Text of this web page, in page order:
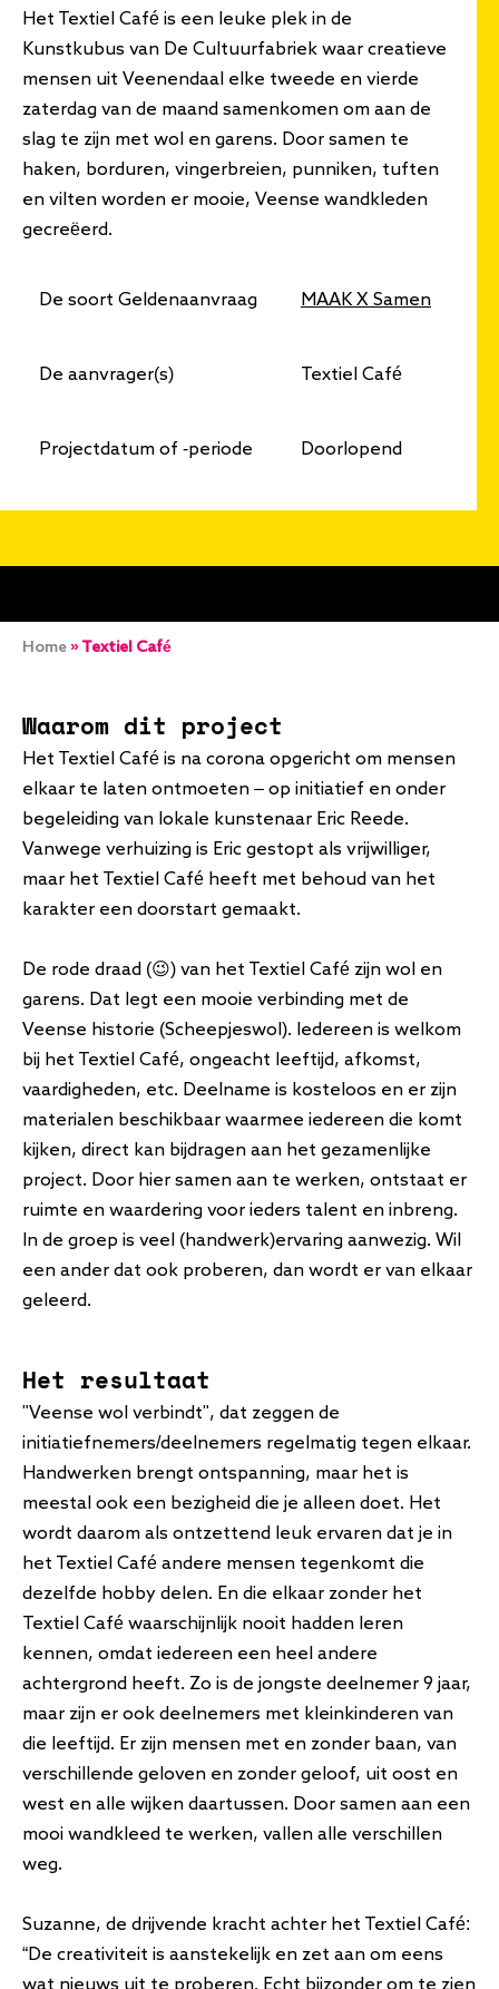
Het Textiel Café is een leuke plek in de
Kunstkubus van De Cultuurfabriek waar creatieve
mensen uit Veenendaal elke tweede en vierde
zaterdag van de maand samenkomen om aan de
slag te zijn met wol en garens. Door samen te
haken, borduren, vingerbreien, punniken, tuften
en vilten worden er mooie, Veense wandkleden
gecreëerd.
De soort Geldenaanvraag MAAK X Samen
De aanvrager(s) Textiel Café
Projectdatum of -periode Doorlopend
Kruimelpad
Home Textiel Café
Waarom dit project
Het Textiel Café is na corona opgericht om mensen
elkaar te laten ontmoeten – op initiatief en onder
begeleiding van lokale kunstenaar Eric Reede.
Vanwege verhuizing is Eric gestopt als vrijwilliger,
maar het Textiel Café heeft met behoud van het
karakter een doorstart gemaakt.
De rode draad (😉) van het Textiel Café zijn wol en
garens. Dat legt een mooie verbinding met de
Veense historie (Scheepjeswol). Iedereen is welkom
bij het Textiel Café, ongeacht leeftijd, afkomst,
vaardigheden, etc. Deelname is kosteloos en er zijn
materialen beschikbaar waarmee iedereen die komt
kijken, direct kan bijdragen aan het gezamenlijke
project. Door hier samen aan te werken, ontstaat er
ruimte en waardering voor ieders talent en inbreng.
In de groep is veel (handwerk)ervaring aanwezig. Wil
een ander dat ook proberen, dan wordt er van elkaar
geleerd.
Het resultaat
"Veense wol verbindt", dat zeggen de
initiatiefnemers/deelnemers regelmatig tegen elkaar.
Handwerken brengt ontspanning, maar het is
meestal ook een bezigheid die je alleen doet. Het
wordt daarom als ontzettend leuk ervaren dat je in
het Textiel Café andere mensen tegenkomt die
dezelfde hobby delen. En die elkaar zonder het
Textiel Café waarschijnlijk nooit hadden leren
kennen, omdat iedereen een heel andere
achtergrond heeft. Zo is de jongste deelnemer 9 jaar,
maar zijn er ook deelnemers met kleinkinderen van
die leeftijd. Er zijn mensen met en zonder baan, van
verschillende geloven en zonder geloof, uit oost en
west en alle wijken daartussen. Door samen aan een
mooi wandkleed te werken, vallen alle verschillen
weg.
Suzanne, de drijvende kracht achter het Textiel Café:
“De creativiteit is aanstekelijk en zet aan om eens